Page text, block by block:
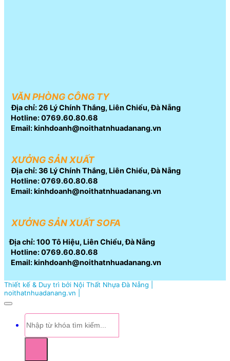
VĂN PHÒNG CÔNG TY
Địa chỉ: 26 Lý Chính Thắng, Liên Chiểu, Đà Nẵng
Hotline: 0769.60.80.68
Email: kinhdoanh@noithatnhuadanang.vn
XƯỞNG SẢN XUẤT
Địa chỉ: 36 Lý Chính Thắng, Liên Chiểu, Đà Nẵng
Hotline: 0769.60.80.68
Email: kinhdoanh@noithatnhuadanang.vn
XƯỞNG SẢN XUẤT SOFA
Địa chỉ: 100 Tô Hiệu, Liên Chiểu, Đà Nẵng
Hotline: 0769.60.80.68
Email: kinhdoanh@noithatnhuadanang.vn
Thiết kế & Duy trì bởi Nội Thất Nhựa Đà Nẵng |
noithatnhuadanang.vn |
Tìm
kiếm: